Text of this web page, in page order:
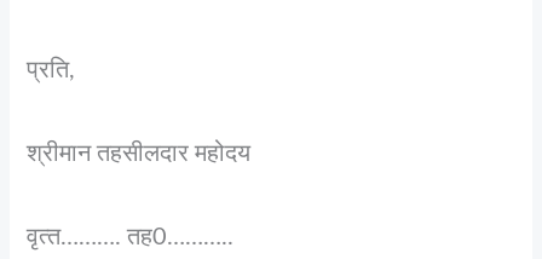
प्रति,
श्रीमान तहसीलदार महोदय
वृत्‍त………. तह0………..